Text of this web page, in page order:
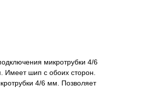
микротрубки 4/6
Имеет шип с обоих сторон.
4/6 мм. Позволяет